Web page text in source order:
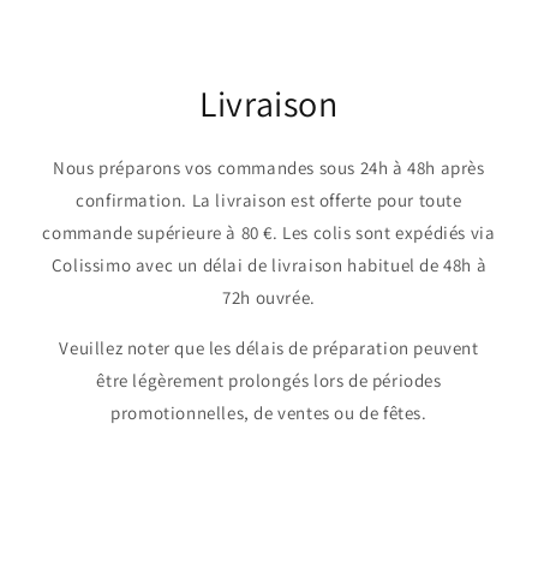
Livraison
Nous préparons vos commandes sous 24h à 48h après
confirmation. La livraison est offerte pour toute
commande supérieure à 80 €. Les colis sont expédiés via
Colissimo avec un délai de livraison habituel de 48h à
72h ouvrée.
Veuillez noter que les délais de préparation peuvent
être légèrement prolongés lors de périodes
promotionnelles, de ventes ou de fêtes.